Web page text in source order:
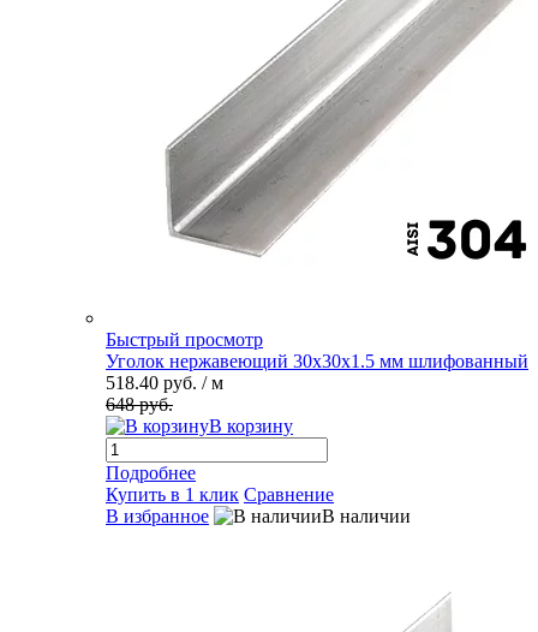
Быстрый просмотр
Уголок нержавеющий 30х30х1.5 мм шлифованный
518.40 руб. / м
648 руб.
В корзину
Подробнее
Купить в 1 клик Сравнение
В избранное
В наличии